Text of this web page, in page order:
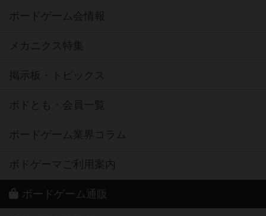
ボードゲーム会情報
メカニクス特集
掲示板・トピックス
ボドとも・会員一覧
ボードゲーム業界コラム
ボドゲーマご利用案内
ボードゲーム通販